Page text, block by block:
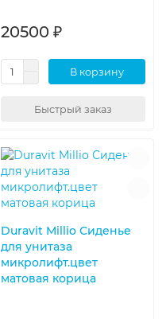
20500 ₽
В корзину
Быстрый заказ
Duravit Millio Сиденье
для унитаза
микролифт.цвет
матовая корица